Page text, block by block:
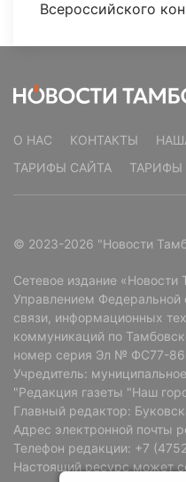
Всероссийского
О НАС КОНТАКТЫ
ТАРИФЫ САЙТА
ТАРИФЫ
© 2023-2026 "Новости
Сетевое издание «Новости
Управлением
связи, информационных
коммуникаций по
номер серия Эл № ФС77-
Учредитель:
"Редакция газеты "Наш
Главный редактор:
Адрес электронной почты
Телефон редакции: +7
Настоящий ресурс может